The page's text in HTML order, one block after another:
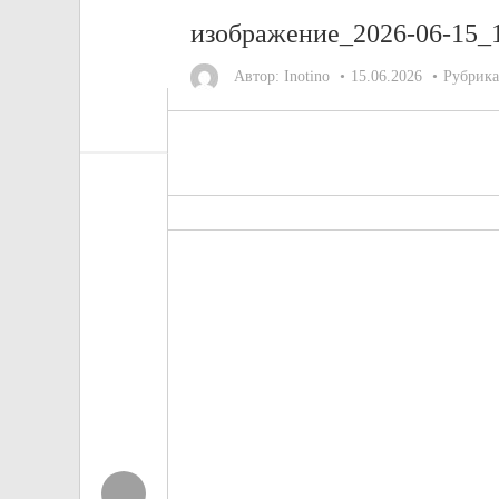
изображение_2026-06-
Автор: Inotino 15.06.2026